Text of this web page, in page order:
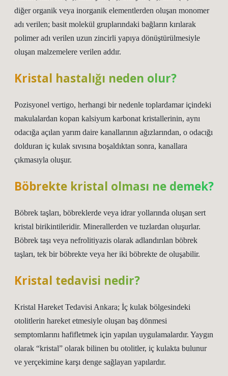
diğer organik veya inorganik elementlerden oluşan monomer
adı verilen; basit molekül gruplarındaki bağların kırılarak
polimer adı verilen uzun zincirli yapıya dönüştürülmesiyle
oluşan malzemelere verilen addır.
Kristal hastalığı neden olur?
Pozisyonel vertigo, herhangi bir nedenle toplardamar içindeki
makulalardan kopan kalsiyum karbonat kristallerinin, aynı
odacığa açılan yarım daire kanallarının ağızlarından, o odacığı
dolduran iç kulak sıvısına boşaldıktan sonra, kanallara
çıkmasıyla oluşur.
Böbrekte kristal olması ne demek?
Böbrek taşları, böbreklerde veya idrar yollarında oluşan sert
kristal birikintileridir. Minerallerden ve tuzlardan oluşurlar.
Böbrek taşı veya nefrolitiyazis olarak adlandırılan böbrek
taşları, tek bir böbrekte veya her iki böbrekte de oluşabilir.
Kristal tedavisi nedir?
Kristal Hareket Tedavisi Ankara; İç kulak bölgesindeki
otolitlerin hareket etmesiyle oluşan baş dönmesi
semptomlarını hafifletmek için yapılan uygulamalardır. Yaygın
olarak “kristal” olarak bilinen bu otolitler, iç kulakta bulunur
ve yerçekimine karşı denge sağlayan yapılardır.